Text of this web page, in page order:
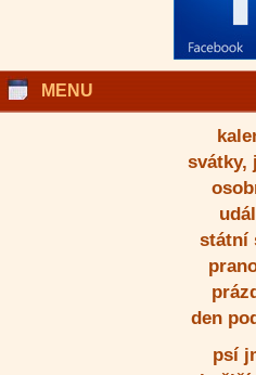
MENU
svátky,
státní
den
psí